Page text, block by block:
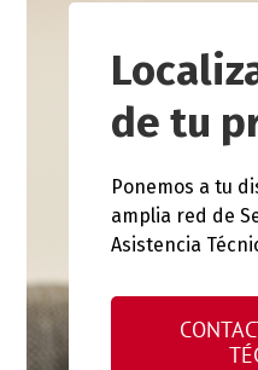
de tu
Ponemos a tu
amplia red de
Asistencia